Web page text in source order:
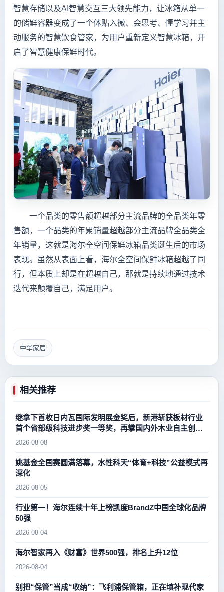
智慧存储以及AI智慧交互三大领先能力，让冰箱从单一
的储鲜容器变成了一个体贴入微、会思考、懂学习并主
动服务的智慧饮食管家，为用户重新定义智慧冰箱，开
启了智慧健康保鲜时代。
一个品类的零售额超越部分主流品牌的全品类年零
售额，一个品类的年累销量超越部分主流品牌全品类全
年销量，这就是海尔全空间保鲜冰箱品类诞生后的市场
表现。虽然从表面上看，海尔全空间保鲜冰箱超越了同
行，但本质上却是在超越自己，那就是持续地通过技术
迭代来颠覆自己，满足用户。
中华家居
相关推荐
继拿下首枚日内瓦国际发明展金奖后，新港斩获板材行业
首个省部级科技进步奖一等奖，再攀国内外木业自主创新
新高峰
2026-08-08
姚基金全国赛圆满落幕，水性科天“体育+科技”公益模式再
深化
2026-08-05
行业第一！海尔连续十年上榜凯度BrandZ中国全球化品牌
50强
2026-08-04
海尔智家再入《财富》世界500强，排名上升12位
2026-08-04
别把“保管”当成“收纳”：飞利浦保管箱，正在填补现代家